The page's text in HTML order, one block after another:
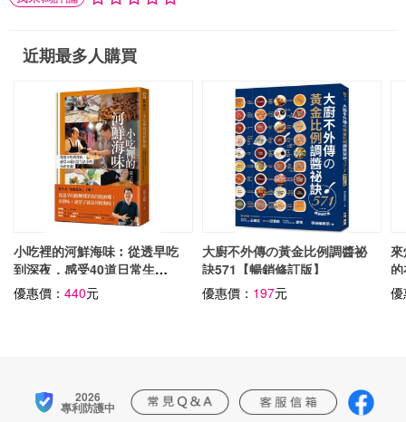
近期最多人購買
小吃裡的河鮮海味︰從透早吃
到深夜，感受40道日常生活
中的水產靈魂！
優惠價： 440元
大廚不外傳の黃金比例調醬祕
訣571【暢銷修訂版】
優惠價： 197元
2026
專利防護中